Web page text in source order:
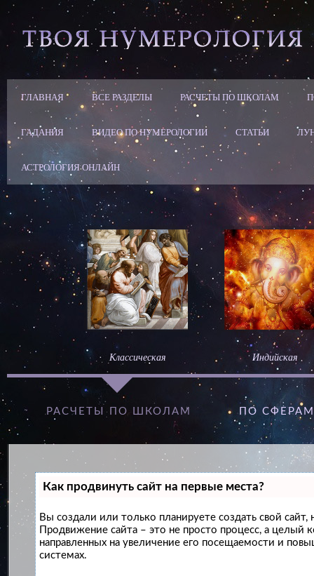
ГЛАВНАЯ ВСЕ РАЗДЕЛЫ РАСЧЕТЫ ПО ШКОЛАМ
ГАДАНИЯ ВИДЕО ПО НУМЕРОЛОГИИ СТАТЬИ
АСТРОЛОГИЯ ОНЛАЙН
Классическая Индийская
РАСЧЕТЫ ПО ШКОЛАМ ПО
Как продвинуть сайт на первые места?
Вы создали или только планируете создать свой сайт,
Продвижение сайта – это не просто процесс, а целый
направленных на увеличение его посещаемости и
системах.